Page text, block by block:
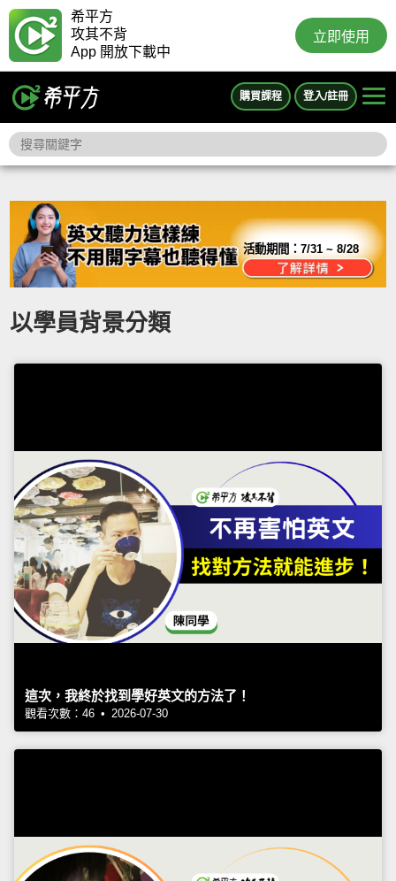
希平方
攻其不背
App 開放下載中
立即使用
購買課程 登入/註冊
活動期間：7/31 ~ 8/28
以學員背景分類
這次，我終於找到學好英文的方法了！
觀看次數：46 • 2026-07-30